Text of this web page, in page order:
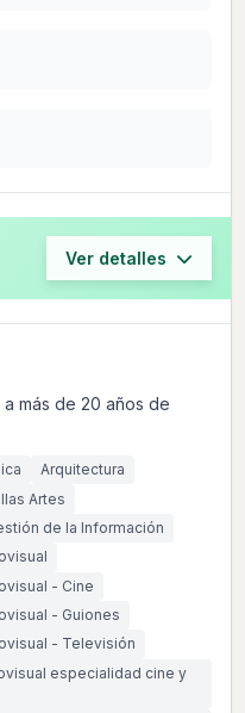
Ver detalles
más de 20 años de
Arquitectura
Artes
de la Información
- Cine
- Guiones
- Televisión
especialidad cine y